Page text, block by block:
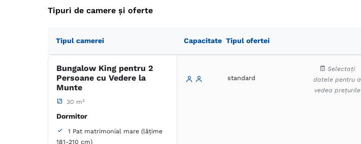
Tipuri de camere și oferte
Tipul camerei Capacitate Tipul ofertei
Bungalow King pentru 2
Persoane cu Vedere la
Munte
30 m²
Dormitor
1 Pat matrimonial mare (lățime
181-210 cm)
standard
Selectați
datele pentru a
vedea prețurile